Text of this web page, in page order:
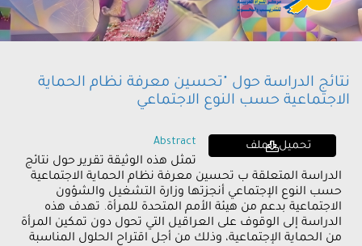
نتائج الدراسة حول "تحسين معرفة نظام الحماية
الاجتماعية حسب النوع الاجتماعي
تحميل الملف Abstract
تمثل هذه الوثيقة تقرير حول نتائج
الدراسة المتعلقة ب تحسين معرفة نظام الحماية الاجتماعية
حسب النوع الإجتماعي أنجزتها وزارة التشغيل والشؤون
الاجتماعية بدعم من هيئة الأمم المتحدة للمرأة. تهدف هذه
الدراسة إلى الوقوف على العراقيل التي تحول دون تمكين المرأة
من الحماية الإجتماعية، وذلك من أجل اقتراح الحلول المناسبة